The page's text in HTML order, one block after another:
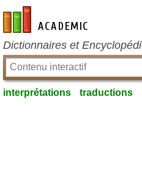
fr-academic.com
Dictionnaires et
interprétations traductions